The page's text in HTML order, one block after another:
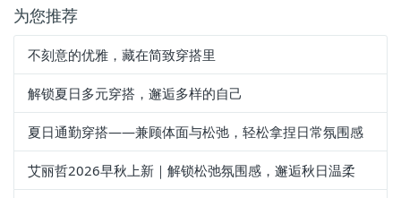
为您推荐
不刻意的优雅，藏在简致穿搭里
解锁夏日多元穿搭，邂逅多样的自己
夏日通勤穿搭——兼顾体面与松弛，轻松拿捏日常氛围感
艾丽哲2026早秋上新｜解锁松弛氛围感，邂逅秋日温柔